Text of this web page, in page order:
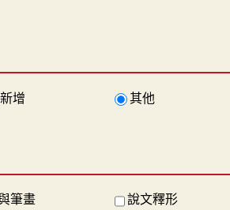
增 其他
筆畫 說文釋形